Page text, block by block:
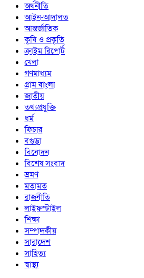
অর্থনীতি
আইন-আদালত
আন্তর্জাতিক
কৃষি ও প্রকৃতি
ক্রাইম রিপোর্ট
খেলা
গণমাধ্যম
গ্রাম বাংলা
জাতীয়
তথ্যপ্রযুক্তি
ধর্ম
ফিচার
বগুড়া
বিনোদন
বিশেষ সংবাদ
ভ্রমণ
মতামত
রাজনীতি
লাইফস্টাইল
শিক্ষা
সম্পাদকীয়
সারাদেশ
সাহিত্য
স্বাস্থ্য